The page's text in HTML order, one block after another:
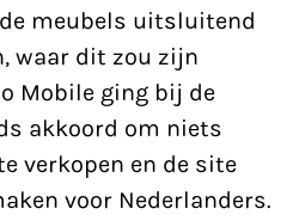
meubels uitsluitend
waar dit zou zijn
Mobile ging bij de
akkoord om niets
verkopen en de site
voor Nederlanders.